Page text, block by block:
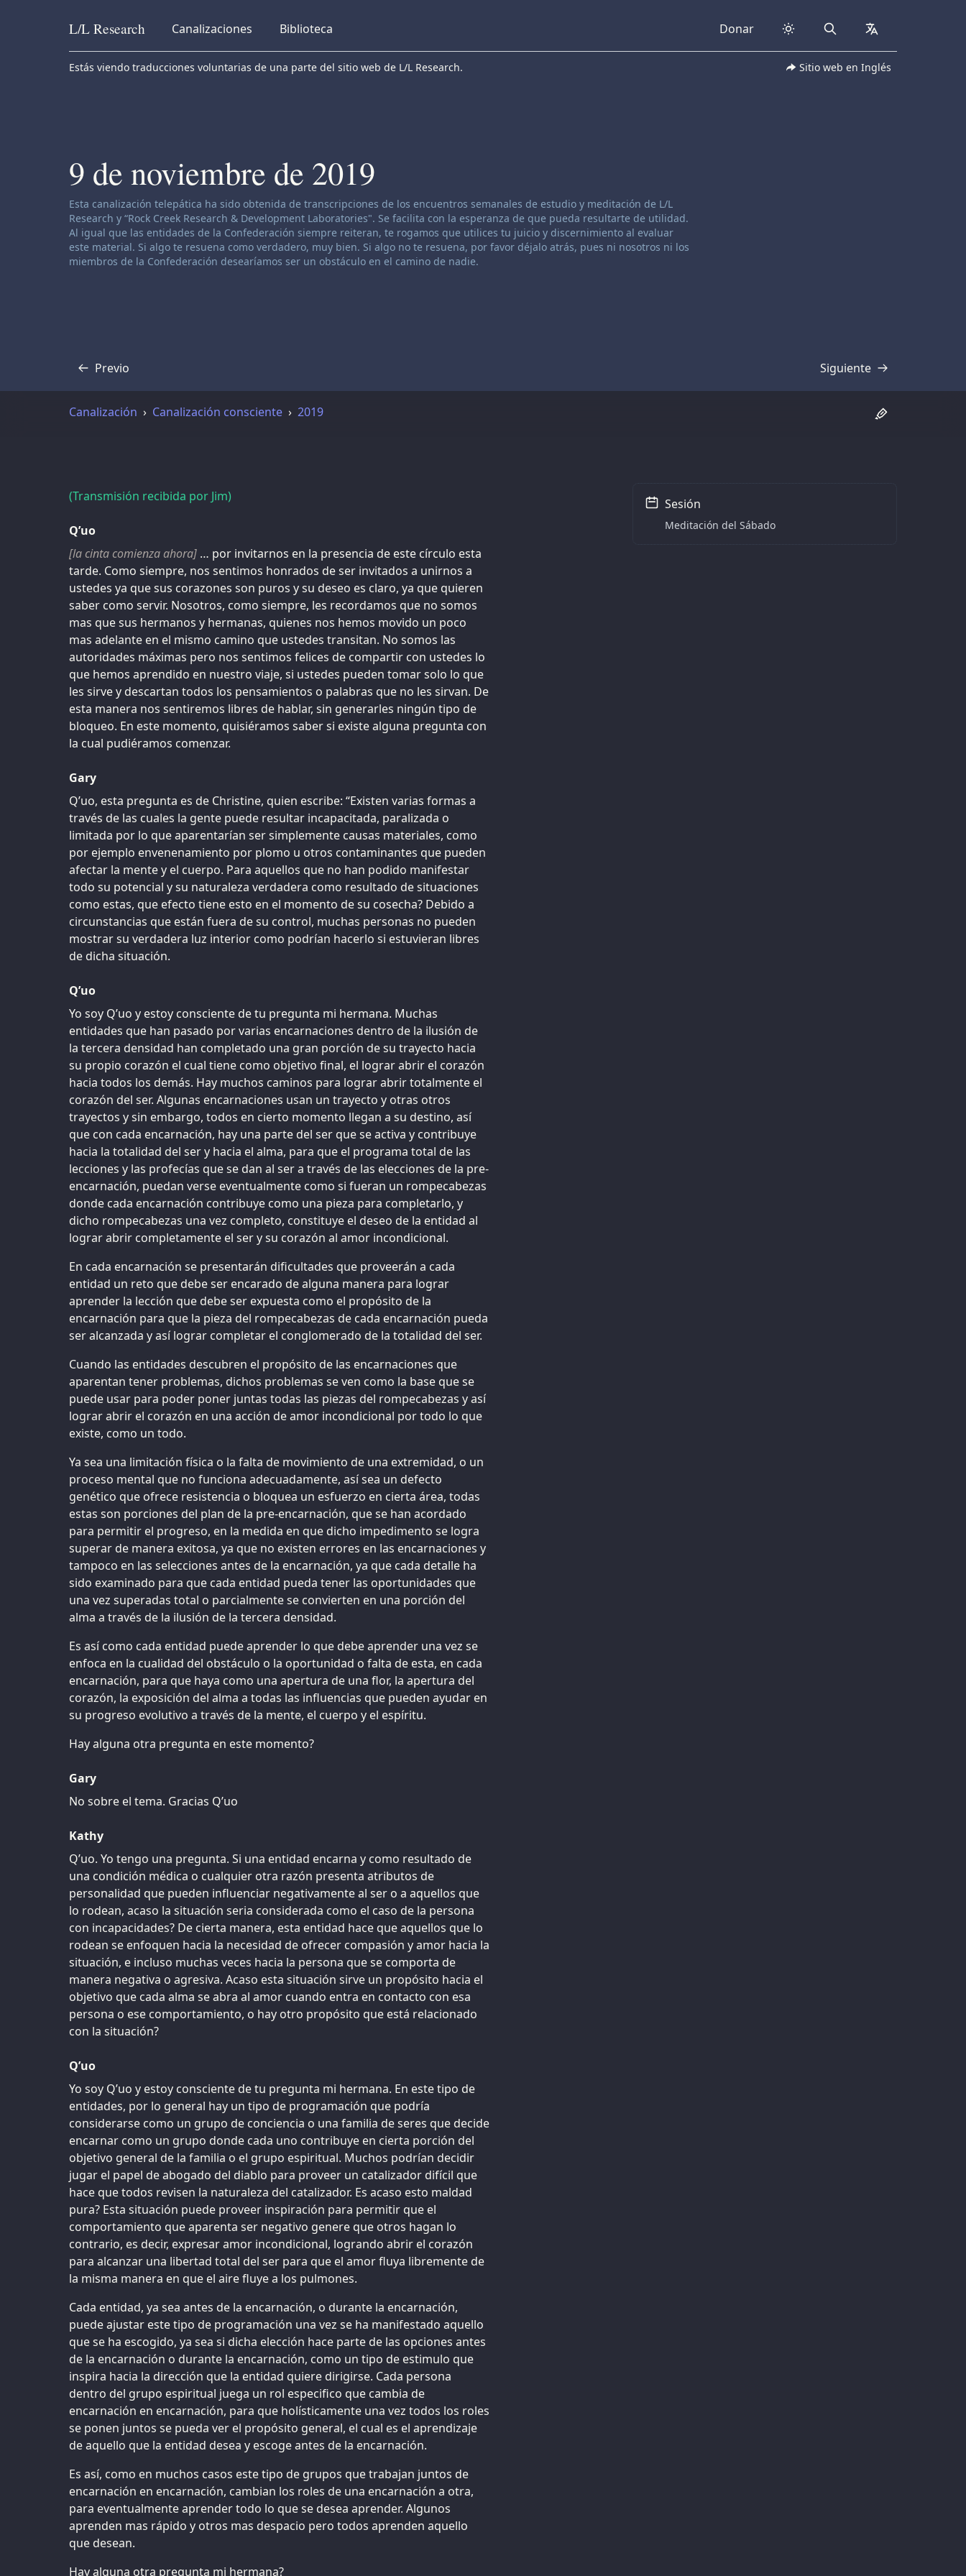
Skip to content
L/L Research Canalizaciones Biblioteca Donar Search collapsed
Estás viendo traducciones voluntarias de una parte del sitio web de L/L Research. Sitio web en Inglés
9 de noviembre de 2019
Descargo de responsabilidad de canalización:
Esta canalización telepática ha sido obtenida de transcripciones de los encuentros semanales de estudio y meditación de L/L
Research y “Rock Creek Research & Development Laboratories". Se facilita con la esperanza de que pueda resultarte de utilidad.
Al igual que las entidades de la Confederación siempre reiteran, te rogamos que utilices tu juicio y discernimiento al evaluar
este material. Si algo te resuena como verdadero, muy bien. Si algo no te resuena, por favor déjalo atrás, pues ni nosotros ni los
miembros de la Confederación desearíamos ser un obstáculo en el camino de nadie.
Previo
Transcripción Siguiente
Transcripción
Canalización Canalización consciente 2019
(Transmisión recibida por Jim)
Q’uo
[la cinta comienza ahora] … por invitarnos en la presencia de este círculo esta
tarde. Como siempre, nos sentimos honrados de ser invitados a unirnos a
ustedes ya que sus corazones son puros y su deseo es claro, ya que quieren
saber como servir. Nosotros, como siempre, les recordamos que no somos
mas que sus hermanos y hermanas, quienes nos hemos movido un poco
mas adelante en el mismo camino que ustedes transitan. No somos las
autoridades máximas pero nos sentimos felices de compartir con ustedes lo
que hemos aprendido en nuestro viaje, si ustedes pueden tomar solo lo que
les sirve y descartan todos los pensamientos o palabras que no les sirvan. De
esta manera nos sentiremos libres de hablar, sin generarles ningún tipo de
bloqueo. En este momento, quisiéramos saber si existe alguna pregunta con
la cual pudiéramos comenzar.
Gary
Q’uo, esta pregunta es de Christine, quien escribe: “Existen varias formas a
través de las cuales la gente puede resultar incapacitada, paralizada o
limitada por lo que aparentarían ser simplemente causas materiales, como
por ejemplo envenenamiento por plomo u otros contaminantes que pueden
afectar la mente y el cuerpo. Para aquellos que no han podido manifestar
todo su potencial y su naturaleza verdadera como resultado de situaciones
como estas, que efecto tiene esto en el momento de su cosecha? Debido a
circunstancias que están fuera de su control, muchas personas no pueden
mostrar su verdadera luz interior como podrían hacerlo si estuvieran libres
de dicha situación.
Q’uo
Yo soy Q’uo y estoy consciente de tu pregunta mi hermana. Muchas
entidades que han pasado por varias encarnaciones dentro de la ilusión de
la tercera densidad han completado una gran porción de su trayecto hacia
su propio corazón el cual tiene como objetivo final, el lograr abrir el corazón
hacia todos los demás. Hay muchos caminos para lograr abrir totalmente el
corazón del ser. Algunas encarnaciones usan un trayecto y otras otros
trayectos y sin embargo, todos en cierto momento llegan a su destino, así
que con cada encarnación, hay una parte del ser que se activa y contribuye
hacia la totalidad del ser y hacia el alma, para que el programa total de las
lecciones y las profecías que se dan al ser a través de las elecciones de la pre-
encarnación, puedan verse eventualmente como si fueran un rompecabezas
donde cada encarnación contribuye como una pieza para completarlo, y
dicho rompecabezas una vez completo, constituye el deseo de la entidad al
lograr abrir completamente el ser y su corazón al amor incondicional.
En cada encarnación se presentarán dificultades que proveerán a cada
entidad un reto que debe ser encarado de alguna manera para lograr
aprender la lección que debe ser expuesta como el propósito de la
encarnación para que la pieza del rompecabezas de cada encarnación pueda
ser alcanzada y así lograr completar el conglomerado de la totalidad del ser.
Cuando las entidades descubren el propósito de las encarnaciones que
aparentan tener problemas, dichos problemas se ven como la base que se
puede usar para poder poner juntas todas las piezas del rompecabezas y así
lograr abrir el corazón en una acción de amor incondicional por todo lo que
existe, como un todo.
Ya sea una limitación física o la falta de movimiento de una extremidad, o un
proceso mental que no funciona adecuadamente, así sea un defecto
genético que ofrece resistencia o bloquea un esfuerzo en cierta área, todas
estas son porciones del plan de la pre-encarnación, que se han acordado
para permitir el progreso, en la medida en que dicho impedimento se logra
superar de manera exitosa, ya que no existen errores en las encarnaciones y
tampoco en las selecciones antes de la encarnación, ya que cada detalle ha
sido examinado para que cada entidad pueda tener las oportunidades que
una vez superadas total o parcialmente se convierten en una porción del
alma a través de la ilusión de la tercera densidad.
Es así como cada entidad puede aprender lo que debe aprender una vez se
enfoca en la cualidad del obstáculo o la oportunidad o falta de esta, en cada
encarnación, para que haya como una apertura de una flor, la apertura del
corazón, la exposición del alma a todas las influencias que pueden ayudar en
su progreso evolutivo a través de la mente, el cuerpo y el espíritu.
Hay alguna otra pregunta en este momento?
Gary
No sobre el tema. Gracias Q’uo
Kathy
Q’uo. Yo tengo una pregunta. Si una entidad encarna y como resultado de
una condición médica o cualquier otra razón presenta atributos de
personalidad que pueden influenciar negativamente al ser o a aquellos que
lo rodean, acaso la situación seria considerada como el caso de la persona
con incapacidades? De cierta manera, esta entidad hace que aquellos que lo
rodean se enfoquen hacia la necesidad de ofrecer compasión y amor hacia la
situación, e incluso muchas veces hacia la persona que se comporta de
manera negativa o agresiva. Acaso esta situación sirve un propósito hacia el
objetivo que cada alma se abra al amor cuando entra en contacto con esa
persona o ese comportamiento, o hay otro propósito que está relacionado
con la situación?
Q’uo
Yo soy Q’uo y estoy consciente de tu pregunta mi hermana. En este tipo de
entidades, por lo general hay un tipo de programación que podría
considerarse como un grupo de conciencia o una familia de seres que decide
encarnar como un grupo donde cada uno contribuye en cierta porción del
objetivo general de la familia o el grupo espiritual. Muchos podrían decidir
jugar el papel de abogado del diablo para proveer un catalizador difícil que
hace que todos revisen la naturaleza del catalizador. Es acaso esto maldad
pura? Esta situación puede proveer inspiración para permitir que el
comportamiento que aparenta ser negativo genere que otros hagan lo
contrario, es decir, expresar amor incondicional, logrando abrir el corazón
para alcanzar una libertad total del ser para que el amor fluya libremente de
la misma manera en que el aire fluye a los pulmones.
Cada entidad, ya sea antes de la encarnación, o durante la encarnación,
puede ajustar este tipo de programación una vez se ha manifestado aquello
que se ha escogido, ya sea si dicha elección hace parte de las opciones antes
de la encarnación o durante la encarnación, como un tipo de estimulo que
inspira hacia la dirección que la entidad quiere dirigirse. Cada persona
dentro del grupo espiritual juega un rol especifico que cambia de
encarnación en encarnación, para que holísticamente una vez todos los roles
se ponen juntos se pueda ver el propósito general, el cual es el aprendizaje
de aquello que la entidad desea y escoge antes de la encarnación.
Es así, como en muchos casos este tipo de grupos que trabajan juntos de
encarnación en encarnación, cambian los roles de una encarnación a otra,
para eventualmente aprender todo lo que se desea aprender. Algunos
aprenden mas rápido y otros mas despacio pero todos aprenden aquello
que desean.
Hay alguna otra pregunta mi hermana?
Sesión
Meditación del Sábado